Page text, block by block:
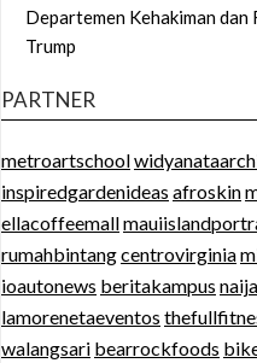
Departemen Kehakiman
Trump
PARTNER
metroartschool
inspiredgardenideas afroskin
ellacoffeemall
rumahbintangcentrovirginia
ioautonews beritakampus
lamorenetaeventos
walangsari bearrockfoods